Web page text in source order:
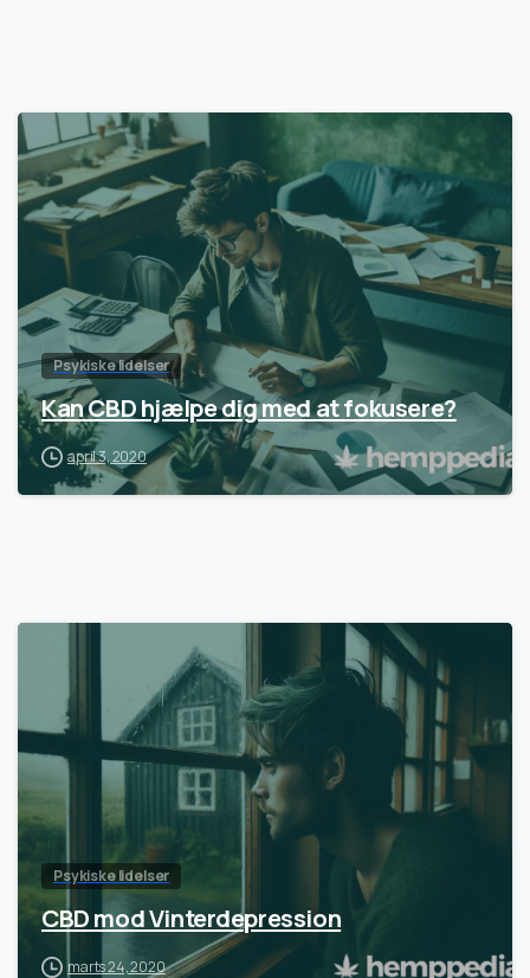
Psykiske lidelser
Kan CBD hjælpe dig med at fokusere?
april 3, 2020
Psykiske lidelser
CBD mod Vinterdepression
marts 24, 2020